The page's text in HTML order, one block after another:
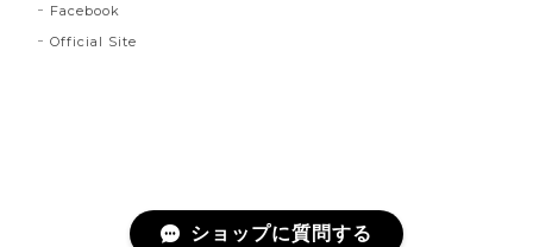
Facebook
Official Site
ショップに質問する